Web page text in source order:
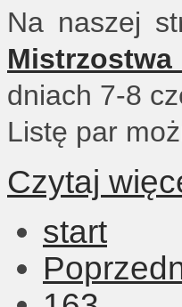
Na naszej
dniach 7-8
Listę par
Czytaj
start